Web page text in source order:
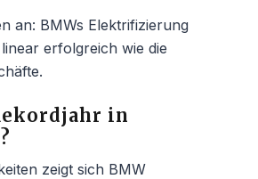
an: BMWs Elektrifizierung
erfolgreich wie die
in
zeigt sich BMW